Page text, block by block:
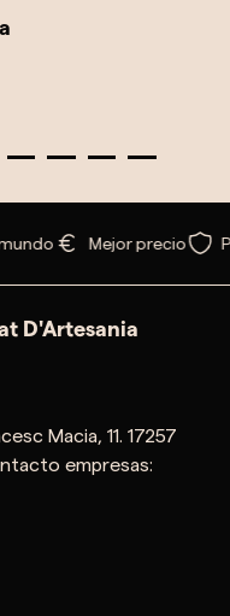
Mejor precio
D'Artesania
Macia, 11. 17257
empresas: